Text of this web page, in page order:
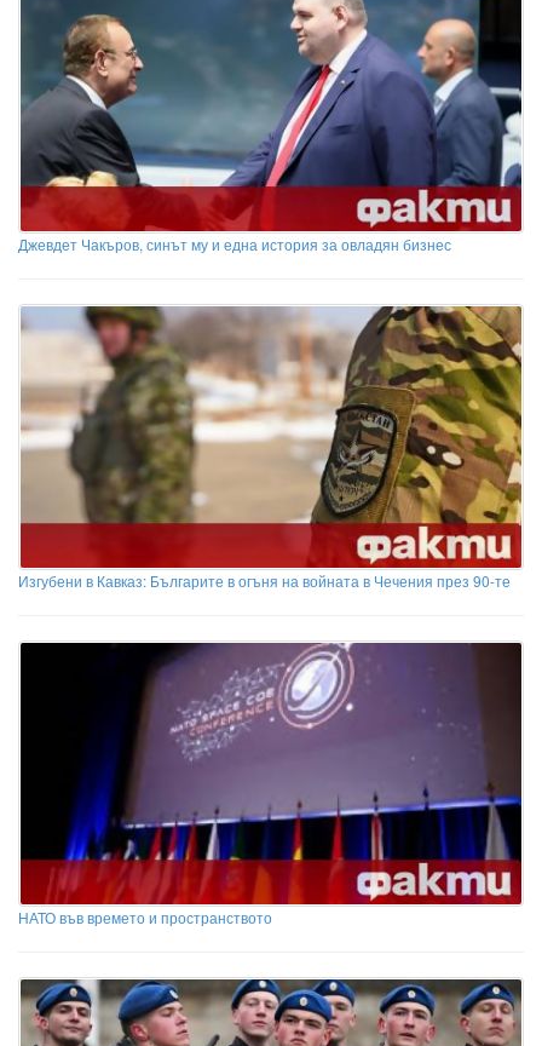
Джевдет Чакъров, синът му и една история за овладян бизнес
Изгубени в Кавказ: Българите в огъня на войната в Чечения през 90-те
НАТО във времето и пространството